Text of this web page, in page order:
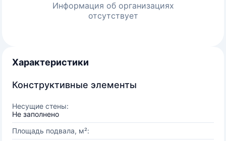
Информация об организациях
отсутствует
Характеристики
Конструктивные элементы
Несущие стены:
Не заполнено
Площадь подвала, м²: